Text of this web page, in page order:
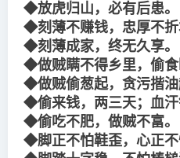
◆放虎归山，必有后患。
◆刻薄不赚钱，忠厚不折
◆刻薄成家，终无久享。
◆做贼瞒不得乡里，偷食
◆做贼偷葱起，贪污揩油
◆偷来钱，两三天；血汗
◆偷吃不肥，做贼不富。
◆脚正不怕鞋歪，心正不